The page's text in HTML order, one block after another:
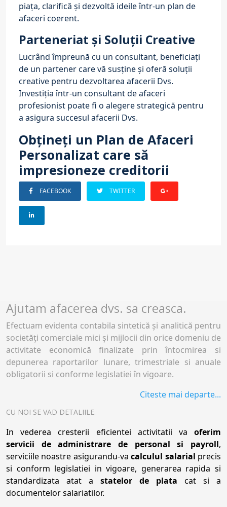
piața, clarifică și dezvoltă ideile într-un plan de
afaceri coerent.
Parteneriat și Soluții Creative
Lucrând împreună cu un consultant, beneficiați
de un partener care vă susține și oferă soluții
creative pentru dezvoltarea afacerii Dvs.
Investiția într-un consultant de afaceri
profesionist poate fi o alegere strategică pentru
a asigura succesul afacerii Dvs.
Obțineți un Plan de Afaceri
Personalizat care să
impresioneze creditorii
FACEBOOK TWITTER
Ajutam afacerea dvs. sa creasca.
Efectuam evidenta contabila sintetică şi analitică pentru
societăţi comerciale mici şi mijlocii din orice domeniu de
activitate economică finalizate prin întocmirea si
depunerea raportarilor lunare, trimestriale si anuale
obligatorii si conforme legislatiei în vigoare.
Citeste mai departe...
CU NOI SE VAD DETALIILE.
In vederea cresterii eficientei activitatii va oferim
servicii de administrare de personal si payroll,
serviciile noastre asigurandu-vacalculul salarial precis
si conform legislatiei in vigoare, generarea rapida si
standardizata atat a statelor de plata cat si a
documentelor salariatilor.